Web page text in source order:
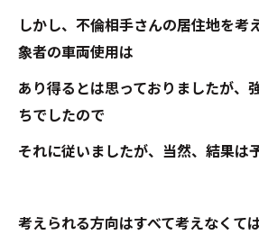
しかし、不倫相手さんの居住地を考
象者の車両使用は
あり得るとは思っておりましたが、
ちでしたので
それに従いましたが、当然、結果は
考えられる方向はすべて考えなくて